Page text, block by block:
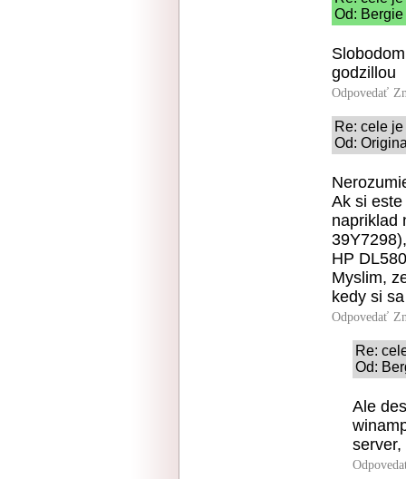
Od:
godzillou
Odpovedať
Re: cele
Od:
Ak si
napriklad
HP
Myslim,
kedy si
Odpovedať
Re:
Od:
Ale